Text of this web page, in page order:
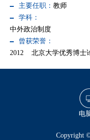
主要任职： 教师
学科：
中外政治制度
曾获荣誉：
2012 北京大学优秀博士
电
​Copyright